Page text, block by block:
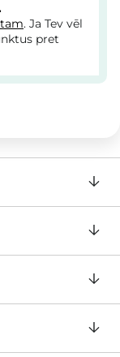
. Ja Tev vēl
pret